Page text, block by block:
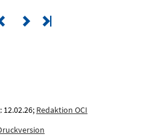
Redaktion OCI